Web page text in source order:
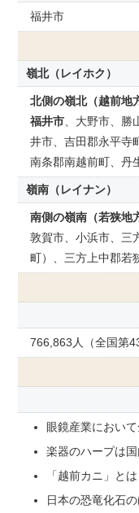
福井市
嶺北（レイホク）
北側の嶺北（越前地
福井市 、大野市、
井市、吉田郡永平寺
南条郡南越前町、丹
嶺南（レイナン）
南側の嶺南（若狭地
敦賀市、小浜市、三
町）、三方上中郡若
766,863人（全国第
眼鏡産業におい
楽器のハープは
「越前カニ」と
日本の恐竜化石